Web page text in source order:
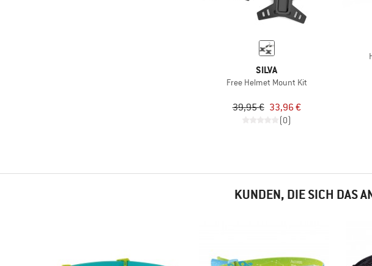
SILVA
Free Helmet Mount Kit
39,95 € 33,96 €
(0)
KUNDEN, DIE SICH DAS